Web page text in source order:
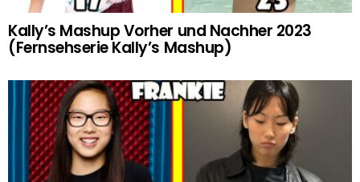
Kally’s Mashup Vorher und Nachher 2023
(Fernsehserie Kally’s Mashup)